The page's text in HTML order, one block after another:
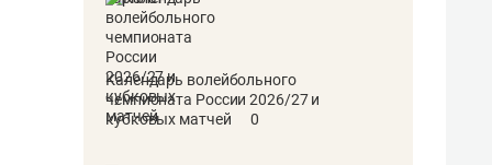
Календарь волейбольного
чемпионата России 2026/27 и
кубковых матчей
0